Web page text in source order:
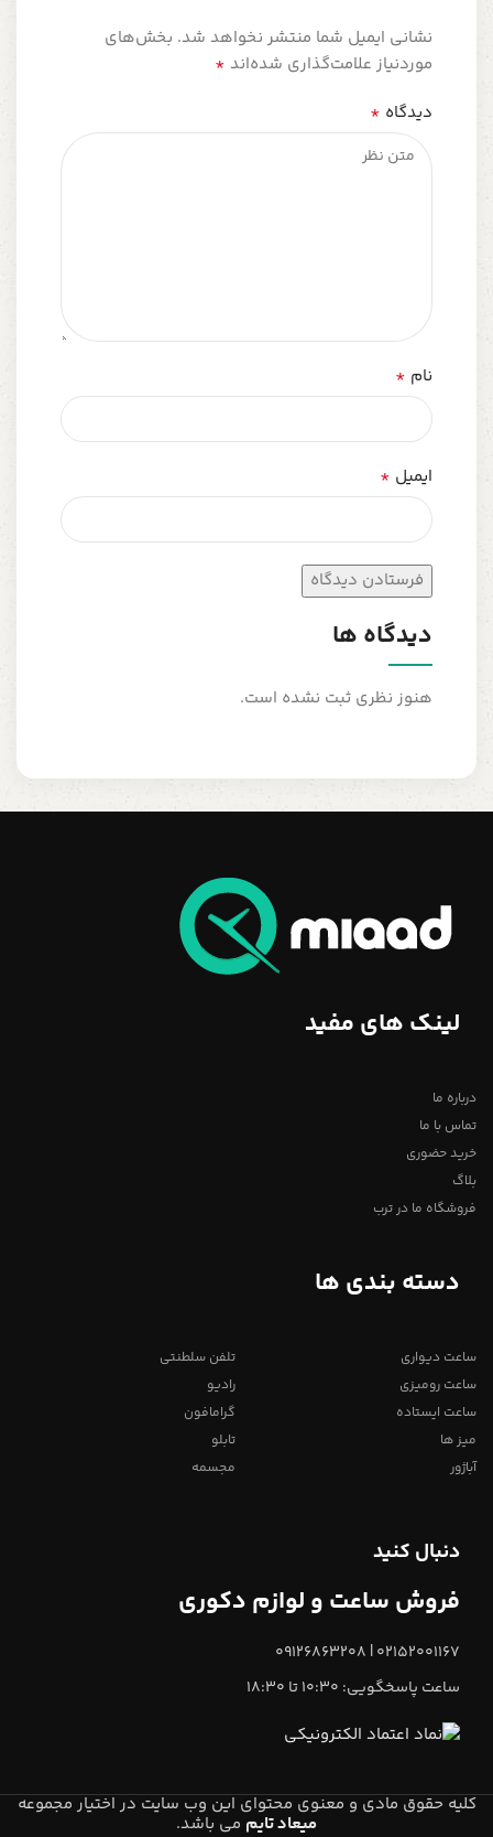
نشانی ایمیل شما منتشر نخواهد شد. بخش‌های
موردنیاز علامت‌گذاری شده‌اند *
دیدگاه *
نام *
ایمیل *
دیدگاه ها
هنوز نظری ثبت نشده است.
لینک های مفید
درباره ما
تماس با ما
خرید حضوری
بلاگ
فروشگاه ما در ترب
دسته بندی ها
ساعت دیواری
ساعت رومیزی
ساعت ایستاده
میز ها
آباژور
تلفن سلطنتی
رادیو
گرامافون
تابلو
مجسمه
دنبال کنید
فروش ساعت و لوازم دکوری
02152001167 | 09126863208
ساعت پاسخگویی: 10:30 تا 18:30
کلیه حقوق مادی و معنوی محتوای این وب سایت در اختیار مجموعه
میعاد تایم می باشد.